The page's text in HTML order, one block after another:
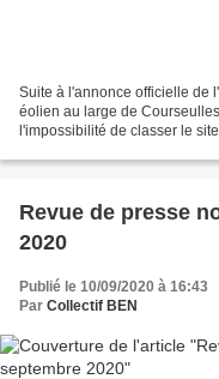
Suite à l'annonce officielle de
éolien au large de
l'impossibilité de classer le
Revue de presse
2020
Publié le 10/09/2020 à 16:43
Par Collectif BEN